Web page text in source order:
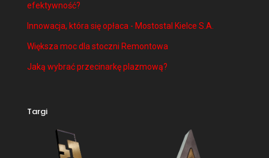
efektywność?
Innowacja, która się opłaca - Mostostal Kielce S.A.
Większa moc dla stoczni Remontowa
Jaką wybrać przecinarkę plazmową?
Targi